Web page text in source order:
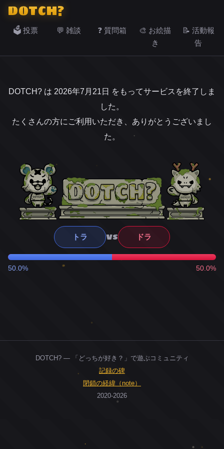
DOTCH?
🗳️ 投票 💬 雑談 ❓ 質問箱
🎨 お絵描
き
📝 活動報
告
DOTCH? は 2026年7月21日 をもってサービスを終了しま
した。
たくさんの方にご利用いただき、ありがとうございまし
た。
トラ VS ドラ
50.0% 50.0%
DOTCH? — 「どっちが好き？」で遊ぶコミュニティ
記録の碑
閉鎖の経緯（note）
2020-2026